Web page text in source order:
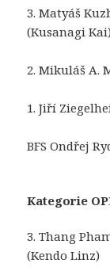
3. Matyáš
(Kusanagi
2. Mikuláš A.
1. Jiří
BFS Ondřej
Kategorie
3. Thang
(Kendo Linz)